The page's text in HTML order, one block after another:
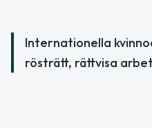
Internationella
rösträtt, rättvisa